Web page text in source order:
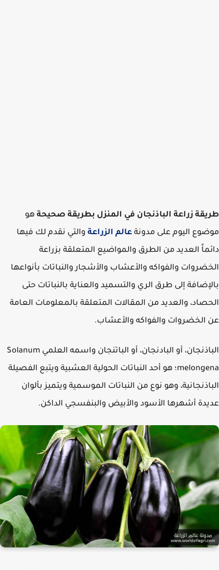
زراعة الباذنجان في المنزل بطريقة صحيحةهو
اليوم على مدونةعالم الزراعةوالتي نقدم لك فيها
العديد من الطرق والمواضيع المتعلقة بزراعة
والفواكه والأعشاب والأشجار والنباتات بأنواعها
إلى طرق الري والتسميد والعناية بالنباتات حتى
والعديد من المقالات المتعلقة بالمعلومات العامة
الخضروات والفواكه والأعشاب.
الباذنجان، أو البادنجان، أو الباتنجان واسمه العلمي Solanum
melongena؛ هو أحد النباتات الحولية العشبية ويتبع الفصيلة
وهو نوع من النباتات الموسمية ويتميز بألوان
أشهرها الأسود والأبيض والبنفسجي الداكن.